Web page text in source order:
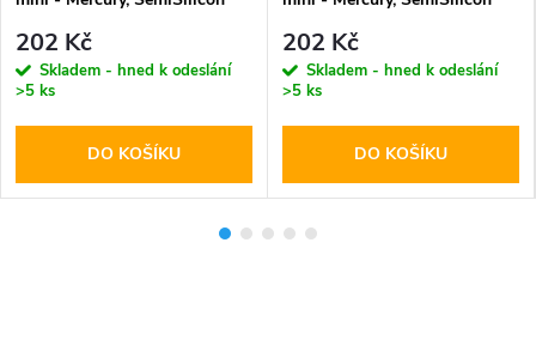
202 Kč
Skladem - hned k odeslání
>5 ks
DO KOŠÍKU
202 Kč
Skladem - hned k odeslání
>5 ks
DO KOŠÍKU